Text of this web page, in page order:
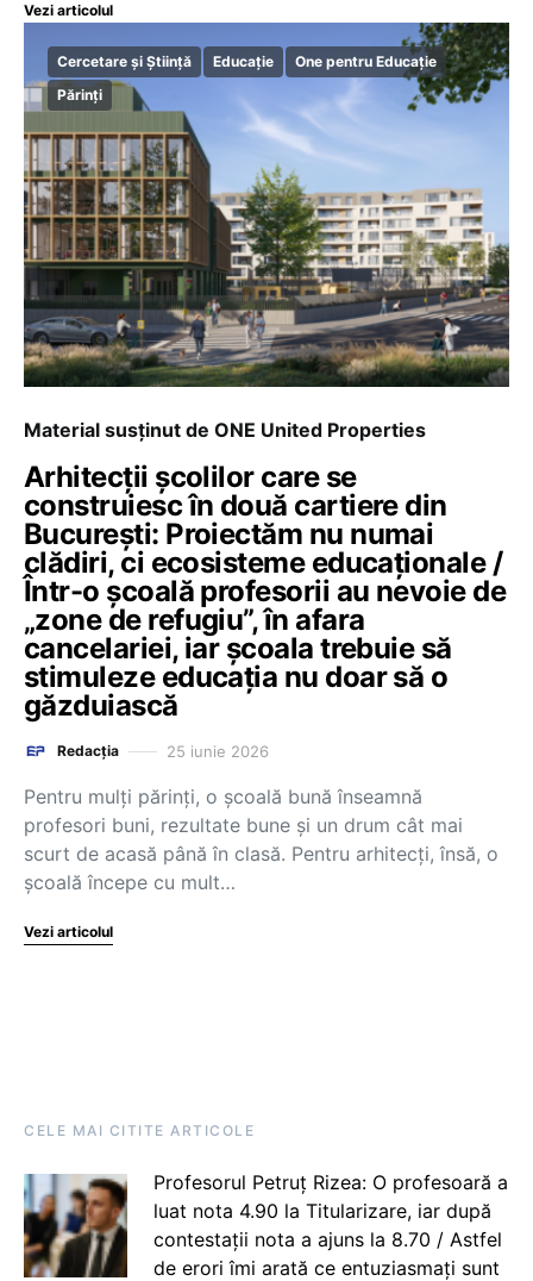
Vezi articolul
Cercetare și Știință Educație
One pentru Educație
Părinți
Material susținut de ONE United Properties
Arhitecții școlilor care se
construiesc în două cartiere din
București: Proiectăm nu numai
clădiri, ci ecosisteme educaționale /
Într-o școală profesorii au nevoie de
„zone de refugiu”, în afara
cancelariei, iar școala trebuie să
stimuleze educația nu doar să o
găzduiască
Redacția 25 iunie 2026
Pentru mulți părinți, o școală bună înseamnă
profesori buni, rezultate bune și un drum cât mai
scurt de acasă până în clasă. Pentru arhitecți, însă, o
școală începe cu mult…
Vezi articolul
CELE MAI CITITE ARTICOLE
Profesorul Petruț Rizea: O profesoară a
luat nota 4.90 la Titularizare, iar după
contestații nota a ajuns la 8.70 / Astfel
de erori îmi arată ce entuziasmați sunt